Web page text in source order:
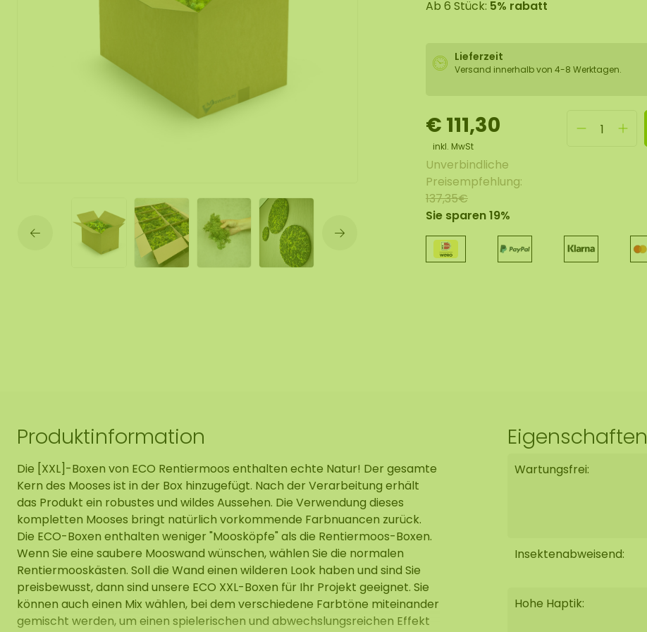
Ab 6 Stück: 5% rabatt
Lieferzeit
Versand innerhalb von 4-8 Werktagen.
€ 111,30
inkl. MwSt
Unverbindliche
Preisempfehlung:
137,35€
Sie sparen 19%
Produktinformation
Die [XXL]-Boxen von ECO Rentiermoos enthalten echte Natur! Der gesamte
Kern des Mooses ist in der Box hinzugefügt. Nach der Verarbeitung erhält
das Produkt ein robustes und wildes Aussehen. Die Verwendung dieses
kompletten Mooses bringt natürlich vorkommende Farbnuancen zurück.
Die ECO-Boxen enthalten weniger "Moosköpfe" als die Rentiermoos-Boxen.
Wenn Sie eine saubere Mooswand wünschen, wählen Sie die normalen
Rentiermooskästen. Soll die Wand einen wilderen Look haben und sind Sie
preisbewusst, dann sind unsere ECO XXL-Boxen für Ihr Projekt geeignet. Sie
können auch einen Mix wählen, bei dem verschiedene Farbtöne miteinander
gemischt werden, um einen spielerischen und abwechslungsreichen Effekt
Eigenschaften
Wartungsfrei:
Insektenabweisend:
Hohe Haptik: